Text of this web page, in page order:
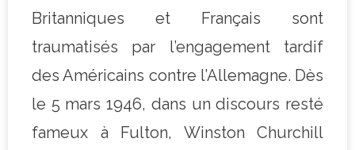
Britanniques et Français sont
traumatisés par l’engagement tardif
des Américains contre l’Allemagne. Dès
le 5 mars 1946, dans un discours resté
fameux à Fulton, Winston Churchill